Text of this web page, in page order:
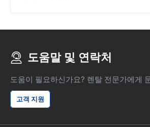
도움말 및 연락처
도움이 필요하신가요? 렌탈 전문가에게
고객 지원